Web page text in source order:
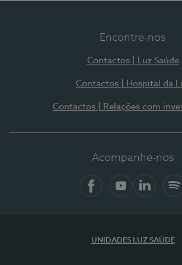
Encontre-nos
Contactos | Luz Saúde
Contactos | Hospital da
Contactos | Relações com
Acompanhe-nos
UNIDADES LUZ SAÚDE